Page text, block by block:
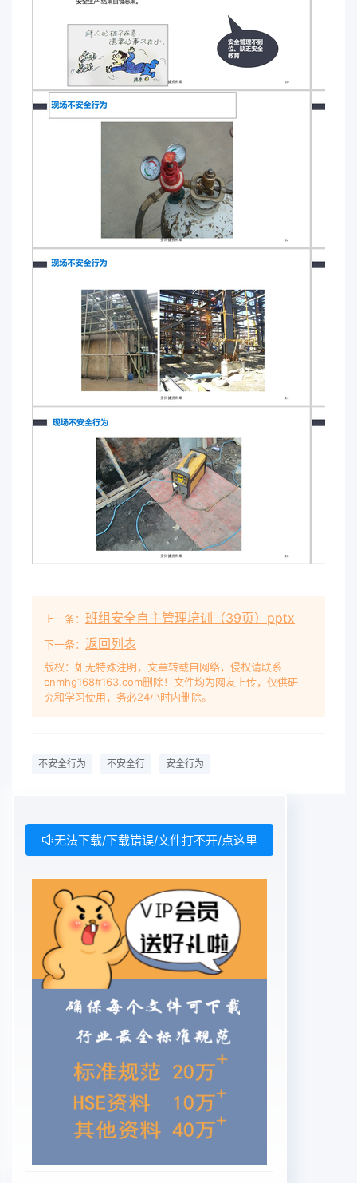
责任制,以落实安全生产。 ④卷扬机操作工属特殊工
作岗位,必须受过专门安全技术培训,持证上岗。 ⑤
卷扬机在检修及清扫卫生时,应设立明显的不准开机
的标志,正常工作时,闲杂人员不得靠近卷筒,以防止被
卷绕发生危险。事故教训与防范措施安环健资料库现
场不安全行为安环健资料库现场不安全行为安环健资
料库现场不安全行为安环健资料库现场不安全行为安
环健资料库现场不安全行为安环健资料库现场不安全
行为安环健资料库现场不安全行为安环健资料库现场
不安全行为安环健资料库现场不安全行为安环健资料
库现场不安全行为安环健资料库现场不安全行为安环
健资料库现场不安全行为安环健资料库现场不安全行
为安环健资料库现场不安全行为安环健资料库现场不
现场不安全行为安环健资料库现场不安全行为安环健
资料库现场不安全行为安环健资料库现场不安全行为
安环健资料库现场不安全行为安环健资料库现场不安
全行为安环健资料库现场不安全行为安环健资料库现
场不安全行为安环健资料库现场不安全行为安环健资
料库现场不安全行为安环健资料库现场不安全行为安
环健资料库现场不安全行为安环健资料库现场不安全
行为安环健资料库现场不安全行为安环健资料库现场
不安全行为安环健资料库现场不安全行为安环健资料
库结束语事故也许就发生在我们认为安全的那一瞬
间，只有让我们的行为符合规范要求，真正做到“让
标准成为习惯，让习惯符合标准”，才能有效避免和
减少事故的发生。谢谢聆听
上一条： 班组安全自主管理培训（39页）pptx
下一条： 返回列表
版权：如无特殊注明，文章转载自网络，侵权请联系
cnmhg168#163.com删除！文件均为网友上传，仅供研
究和学习使用，务必24小时内删除。
不安全行为 不安全行 安全行为
无法下载/下载错误/文件打不开/点这里